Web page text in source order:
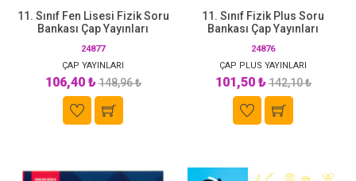
11. Sınıf Fen Lisesi Fizik Soru
Bankası Çap Yayınları
24877
ÇAP YAYINLARI
106,40 ₺148,96 ₺
11. Sınıf Fizik Plus Soru
Bankası Çap Yayınları
24876
ÇAP PLUS YAYINLARI
101,50 ₺142,10 ₺